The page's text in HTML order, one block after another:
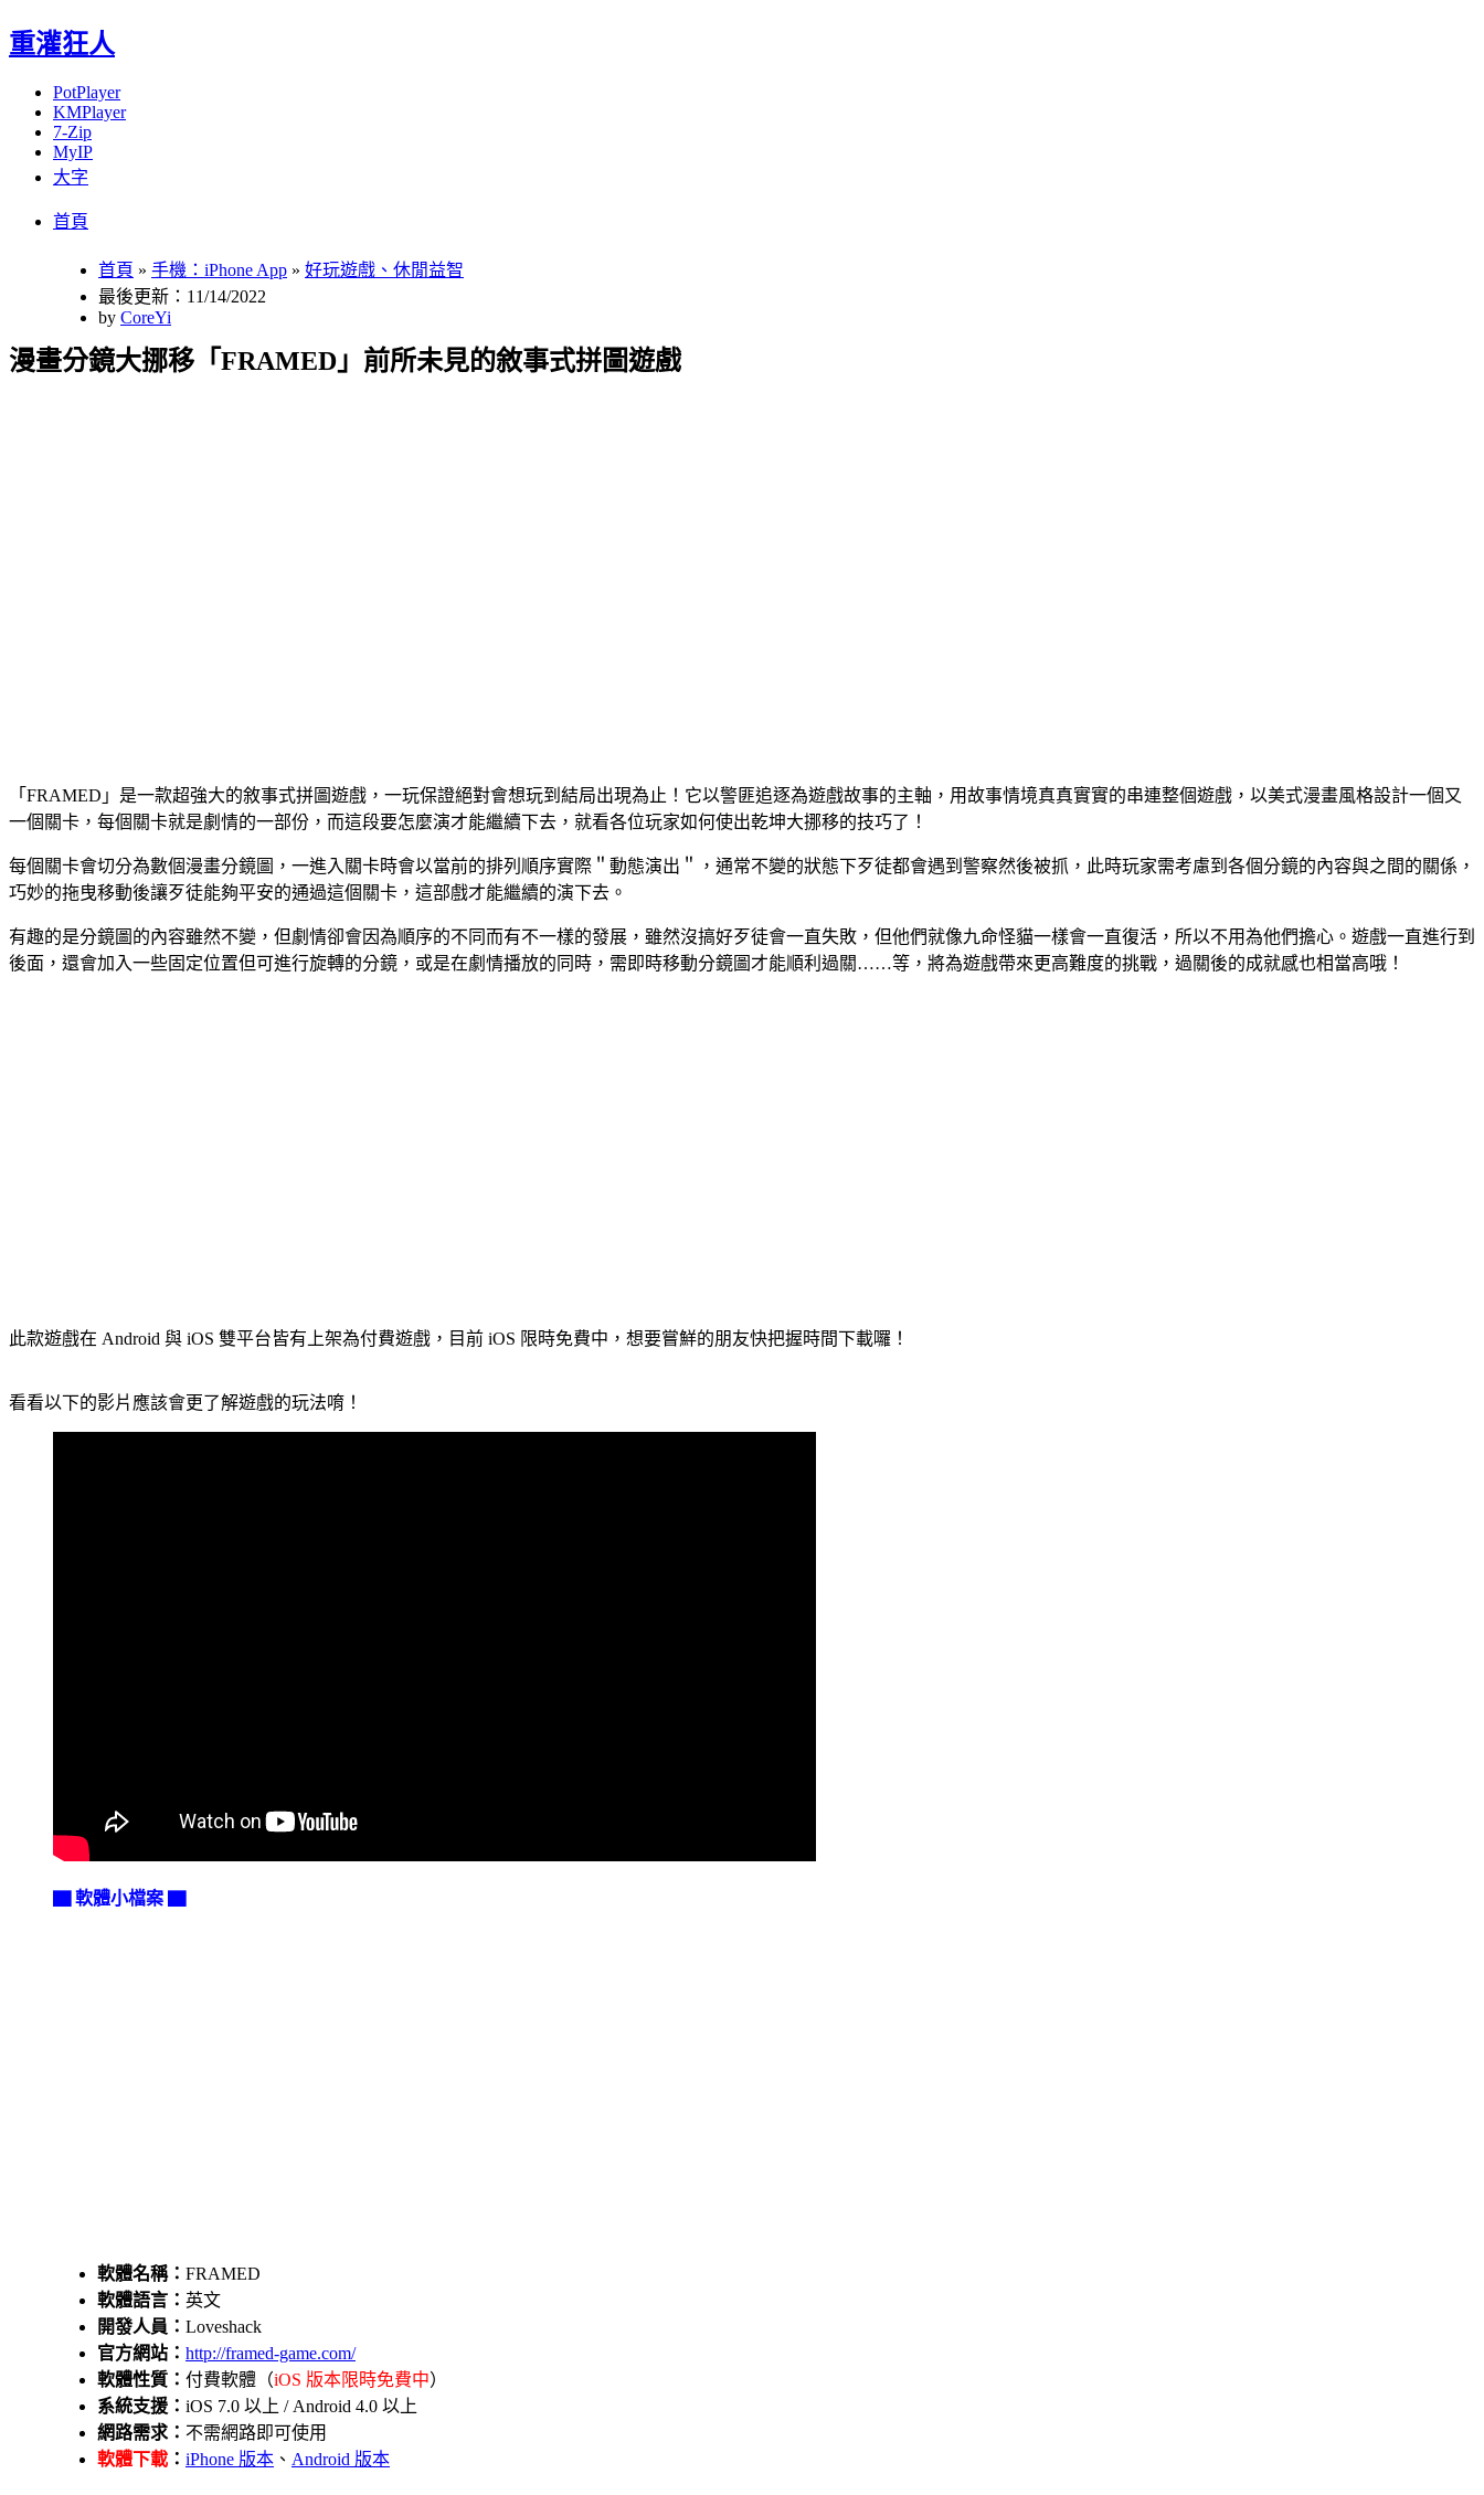
重灌狂人
PotPlayer
KMPlayer
7-Zip
MyIP
大字
首頁
首頁 » 手機：iPhone App » 好玩遊戲、休閒益智
最後更新：11/14/2022
by CoreYi
漫畫分鏡大挪移「FRAMED」前所未見的敘事式拼圖遊戲
「FRAMED」是一款超強大的敘事式拼圖遊戲，一玩保證絕對會想玩到結局出現為止！它以警匪追逐為遊戲故事的主軸，用故事情境真真實實的串連整個遊戲，以美式漫畫風格設計一個又
一個關卡，每個關卡就是劇情的一部份，而這段要怎麼演才能繼續下去，就看各位玩家如何使出乾坤大挪移的技巧了！
每個關卡會切分為數個漫畫分鏡圖，一進入關卡時會以當前的排列順序實際＂動態演出＂，通常不變的狀態下歹徒都會遇到警察然後被抓，此時玩家需考慮到各個分鏡的內容與之間的關係，
巧妙的拖曳移動後讓歹徒能夠平安的通過這個關卡，這部戲才能繼續的演下去。
有趣的是分鏡圖的內容雖然不變，但劇情卻會因為順序的不同而有不一樣的發展，雖然沒搞好歹徒會一直失敗，但他們就像九命怪貓一樣會一直復活，所以不用為他們擔心。遊戲一直進行到
後面，還會加入一些固定位置但可進行旋轉的分鏡，或是在劇情播放的同時，需即時移動分鏡圖才能順利過關……等，將為遊戲帶來更高難度的挑戰，過關後的成就感也相當高哦！
此款遊戲在 Android 與 iOS 雙平台皆有上架為付費遊戲，目前 iOS 限時免費中，想要嘗鮮的朋友快把握時間下載囉！
看看以下的影片應該會更了解遊戲的玩法唷！
▇ 軟體小檔案 ▇
軟體名稱： FRAMED
軟體語言： 英文
開發人員： Loveshack
官方網站： http://framed-game.com/
軟體性質： 付費軟體（iOS 版本限時免費中）
系統支援： iOS 7.0 以上 / Android 4.0 以上
網路需求： 不需網路即可使用
軟體下載 ： iPhone 版本 、 Android 版本